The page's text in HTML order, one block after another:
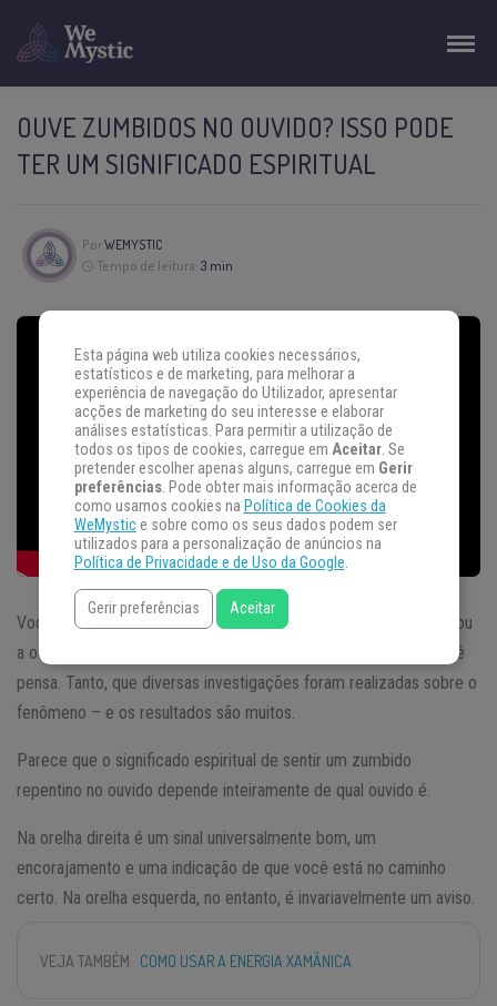
OUVE ZUMBIDOS NO OUVIDO? ISSO PODE
TER UM SIGNIFICADO ESPIRITUAL
PorWEMYSTIC
Tempo de leitura: 3 min
Você já entrou em uma sala e, completamente do nada, começou
a ouvir
? É muito mais comum do que você
pensa. Tanto, que diversas investigações foram realizadas sobre o
fenômeno – e os resultados são muitos.
Parece que o significado espiritual de sentir um zumbido
repentino no ouvido depende inteiramente de qual ouvido é.
Na orelha direita é um sinal universalmente bom, um
encorajamento e uma indicação de que você está no caminho
certo. Na orelha esquerda, no entanto, é invariavelmente um aviso.
VEJA TAMBÉM COMO USAR A ENERGIA XAMÂNICA
Esta página web utiliza cookies necessários,
estatísticos e de marketing, para melhorar a
experiência de navegação do Utilizador, apresentar
acções de marketing do seu interesse e elaborar
análises estatísticas. Para permitir a utilização de
todos os tipos de cookies, carregue em Aceitar. Se
pretender escolher apenas alguns, carregue em Gerir
preferências. Pode obter mais informação acerca de
como usamos cookies na Política de Cookies da
WeMystice sobre como os seus dados podem ser
utilizados para a personalização de anúncios na
Política de Privacidade e de Uso da Google.
Gerir preferências Aceitar